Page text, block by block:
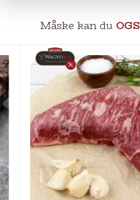
Måske kan du